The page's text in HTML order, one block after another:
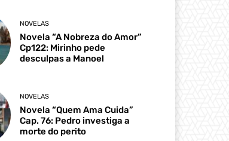
NOVELAS
Novela “A Nobreza do Amor”
Cp122: Mirinho pede
desculpas a Manoel
NOVELAS
Novela “Quem Ama Cuida”
Cap. 76: Pedro investiga a
morte do perito